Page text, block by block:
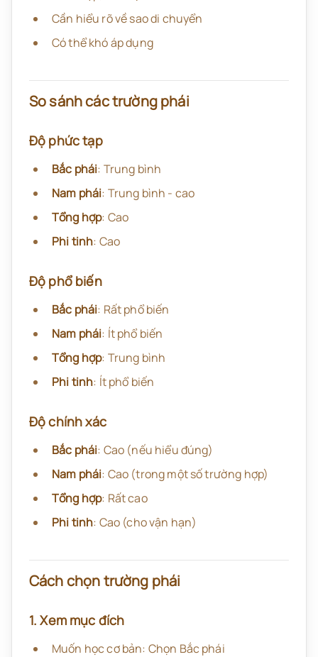
Cần hiểu rõ về sao di chuyển
Có thể khó áp dụng
So sánh các trường phái
Độ phức tạp
Bắc phái: Trung bình
Nam phái: Trung bình - cao
Tổng hợp: Cao
Phi tinh: Cao
Độ phổ biến
Bắc phái: Rất phổ biến
Nam phái: Ít phổ biến
Tổng hợp: Trung bình
Phi tinh: Ít phổ biến
Độ chính xác
Bắc phái: Cao (nếu hiểu đúng)
Nam phái: Cao (trong một số trường hợp)
Tổng hợp: Rất cao
Phi tinh: Cao (cho vận hạn)
Cách chọn trường phái
1. Xem mục đích
Muốn học cơ bản: Chọn Bắc phái